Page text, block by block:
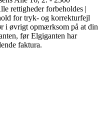
rettigheder forbeholdes |
for tryk- og korrekturfejl
i øvrigt opmærksom på at din
før Elgiganten har
faktura.